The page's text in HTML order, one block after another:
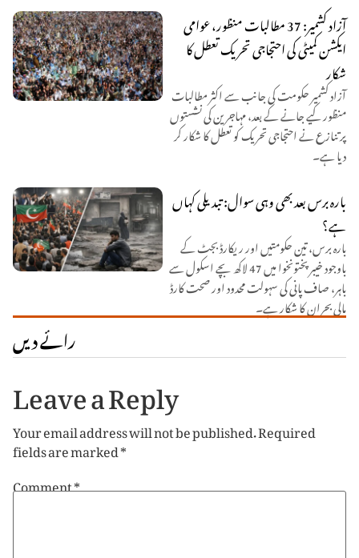
آزاد کشمیر: 37 مطالبات منظور، عوامی
ایکشن کمیٹی کی احتجاجی تحریک تعطل کا
شکار
آزاد کشمیر حکومت کی جانب سے اکثر مطالبات
منظور کیے جانے کے بعد، مہاجرین کی نشستوں
پر تنازع نے احتجاجی تحریک کو تعطل کا شکار کر
دیا ہے۔
بارہ برس بعد بھی وہی سوال: تبدیلی کہاں
ہے؟
بارہ برس، تین حکومتیں اور ریکارڈ بجٹ کے
باوجود خیبر پختونخوا میں 47 لاکھ بچے اسکول سے
باہر، صاف پانی کی سہولت محدود اور صحت کارڈ
مالی بحران کا شکار ہے۔
رائے دیں
Leave a Reply
Your email address will not be published.Required
fields are marked*
Comment*